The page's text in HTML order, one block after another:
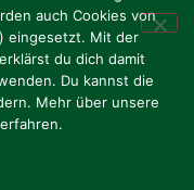
auch Cookies von
eingesetzt. Mit der
du dich damit
Du kannst die
Mehr über unsere